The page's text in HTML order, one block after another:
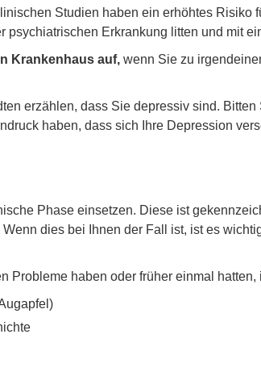
Studien haben ein erhöhtes Risiko
psychiatrischen Erkrankung litten und mit
Krankenhaus auf, wenn Sie zu
erzählen, dass Sie depressiv sind.
haben, dass sich Ihre Depression
Phase einsetzen. Diese ist
dies bei Ihnen der Fall ist, ist es
Probleme haben oder früher einmal hatten,